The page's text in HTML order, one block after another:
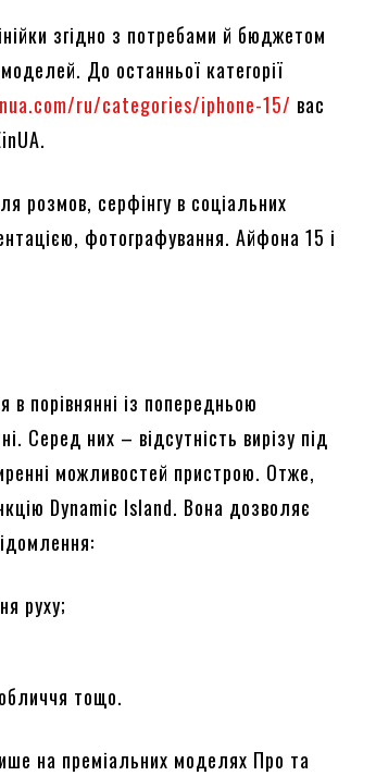
згідно з потребами й бюджетом
До останньої категорії
ru/categories/iphone-15/ вас
розмов, серфінгу в соціальних
фотографування. Айфона 15 і
порівнянні із попередньою
Серед них – відсутність вирізу під
можливостей пристрою. Отже,
Dynamic Island. Вона дозволяє
руху;
тощо.
на преміальних моделях Про та